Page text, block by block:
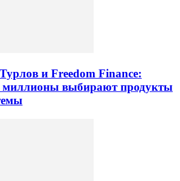
и Freedom Finance:
миллионы выбирают продукты